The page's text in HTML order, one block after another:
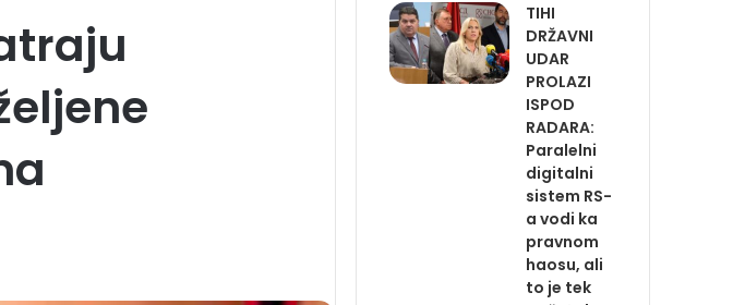
TIHI
DRŽAVNI
UDAR
PROLAZI
ISPOD
RADARA:
Paralelni
digitalni
sistem RS-
a vodi ka
pravnom
haosu, ali
to je tek